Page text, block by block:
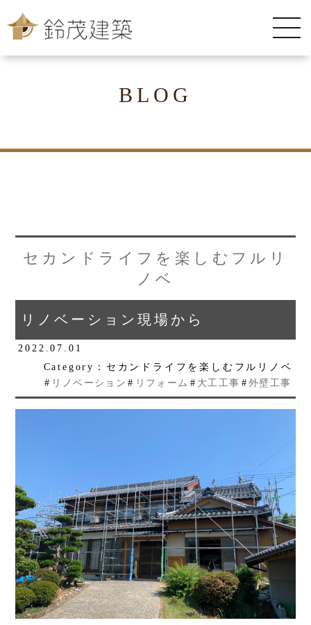
BLOG
セカンドライフを楽しむフルリ
ノベ
リノベーション現場から
2022.07.01
Category：セカンドライフを楽しむフルリノベ
# リノベーション # リフォーム # 大工工事 # 外壁工事